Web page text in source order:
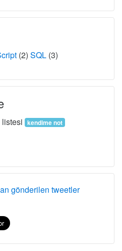
(2) SQL (3)
kendime not
gönderilen tweetler